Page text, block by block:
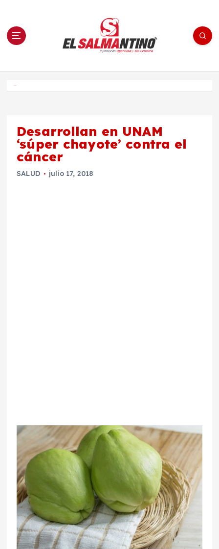
n El Salmantino - medios/noticias/editorial
Desarrollan en UNAM
‘súper chayote’ contra el
cáncer
SALUD julio 17, 2018